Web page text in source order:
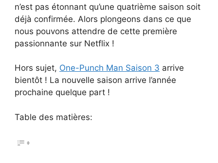
n’est pas étonnant qu’une quatrième saison soit
déjà confirmée. Alors plongeons dans ce que
nous pouvons attendre de cette première
passionnante sur Netflix !
Hors sujet, One-Punch Man Saison 3 arrive
bientôt ! La nouvelle saison arrive l’année
prochaine quelque part !
Table des matières: